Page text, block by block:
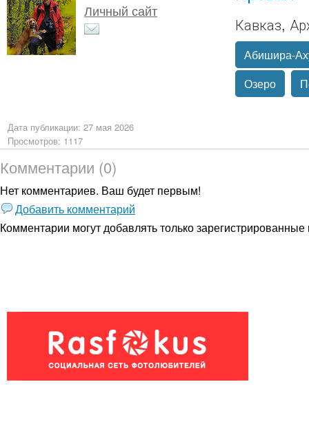
Личный сайт
Кавказ,
Абишира-
Озеро
Дата публикации: 27 мая 2026
Просмотров: 1117
Комментарии (0)
Нет комментариев. Ваш будет первым!
Добавить комментарий
Комментарии могут добавлять толькозарегистрированные